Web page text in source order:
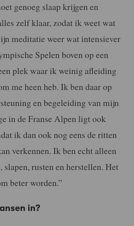
genoeg slaap krijgen en
zelf klaar, zodat ik weet wat
meditatie weer wat intensiever
Spelen boven op een
plek waar ik weinig afleiding
me heen heb. Ik ben daar op
en begeleiding van mijn
in de Franse Alpen ligt ook
ik dan ook nog eens de ritten
verkennen. Ik ben echt alleen
slapen, rusten en herstellen. Het
beter worden.”
in?